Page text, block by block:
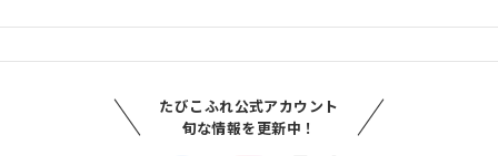
たびこふれ公式アカウント
旬な情報を更新中！